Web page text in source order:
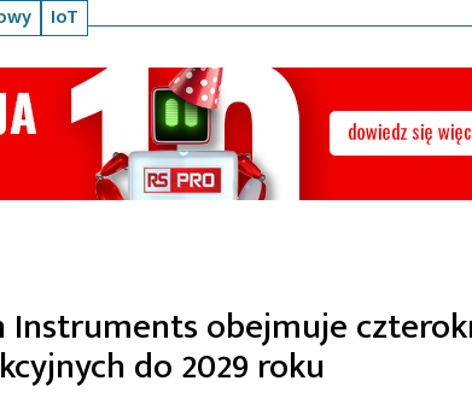
IoT
Instruments obejmuje
do 2029 roku